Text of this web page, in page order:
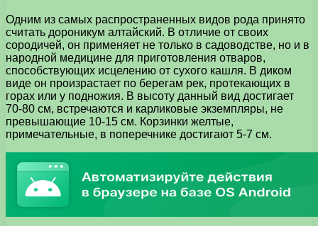
Одним из самых распространенных видов рода принято
считать дороникум алтайский. В отличие от своих
сородичей, он применяет не только в садоводстве, но и в
народной медицине для приготовления отваров,
способствующих исцелению от сухого кашля. В диком
виде он произрастает по берегам рек, протекающих в
горах или у подножия. В высоту данный вид достигает
70-80 см, встречаются и карликовые экземпляры, не
превышающие 10-15 см. Корзинки желтые,
примечательные, в поперечнике достигают 5-7 см.